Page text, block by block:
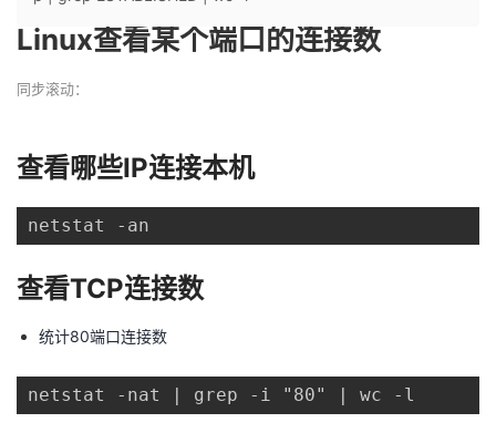
人
主
发
者
我
的
博
我
的
我
Linux查看某个端口的连接数
同步滚动：
查看哪些IP连接本机
netstat -an
查看TCP连接数
统计80端口连接数
netstat -nat | grep -i "80" | wc -l